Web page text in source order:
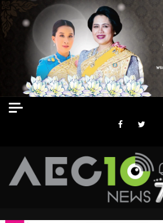
Skip
to
Facebook
Twitter